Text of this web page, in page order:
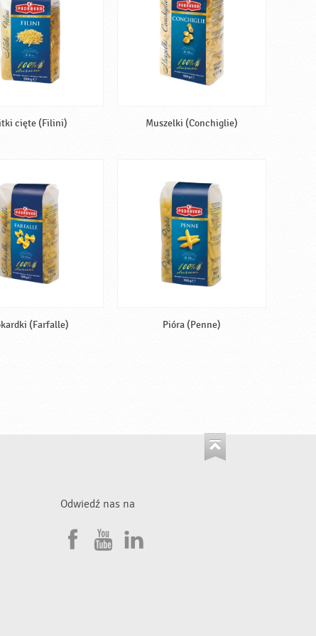
cięte (Filini) Muszelki (Conchiglie)
(Farfalle) Pióra (Penne)
Odwiedź nas na